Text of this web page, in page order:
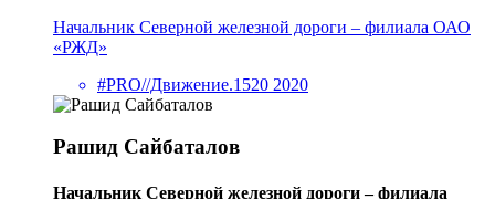
Начальник Северной железной дороги – филиала ОАО
«РЖД»
#PRO//Движение.1520 2020
Рашид Сайбаталов
Начальник Северной железной дороги – филиала